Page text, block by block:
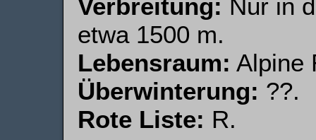
Verbreitung: Nur in
etwa 1500 m.
Lebensraum: Alpine
Überwinterung: ??.
Rote Liste: R.